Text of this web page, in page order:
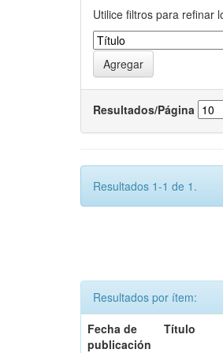
Utilice filtros para refinar
Resultados/Página
Resultados 1-1 de 1.
Resultados por ítem:
Fecha de
publicación
Título